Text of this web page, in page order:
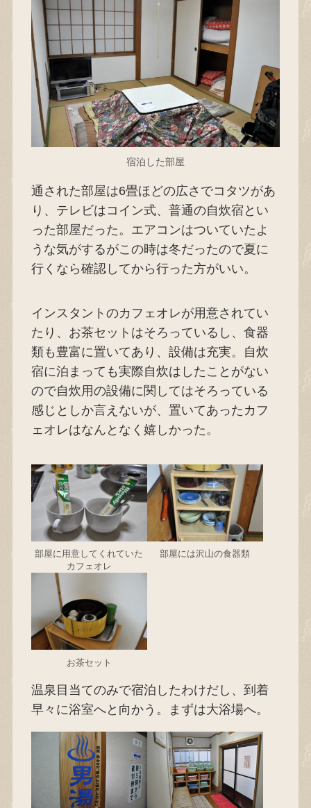
宿泊した部屋
通された部屋は6畳ほどの広さでコタツがあ
り、テレビはコイン式、普通の自炊宿とい
った部屋だった。エアコンはついていたよ
うな気がするがこの時は冬だったので夏に
行くなら確認してから行った方がいい。
インスタントのカフェオレが用意されてい
たり、お茶セットはそろっているし、食器
類も豊富に置いてあり、設備は充実。自炊
宿に泊まっても実際自炊はしたことがない
ので自炊用の設備に関してはそろっている
感じとしか言えないが、置いてあったカフ
ェオレはなんとなく嬉しかった。
部屋に用意してくれていた
カフェオレ
部屋には沢山の食器類
お茶セット
温泉目当てのみで宿泊したわけだし、到着
早々に浴室へと向かう。まずは大浴場へ。